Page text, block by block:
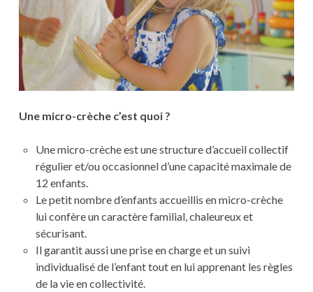
Une micro-crèche c’est quoi ?
Une micro-crèche est une structure d’accueil collectif
régulier et/ou occasionnel d’une capacité maximale de
12 enfants.
Le petit nombre d’enfants accueillis en micro-crèche
lui confère un caractère familial, chaleureux et
sécurisant.
Il garantit aussi une prise en charge et un suivi
individualisé de l’enfant tout en lui apprenant les règles
de la vie en collectivité.